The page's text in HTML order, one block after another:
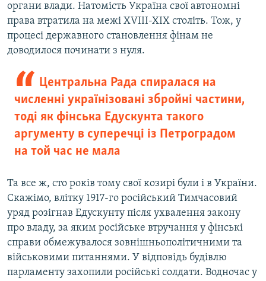
органи влади. Натомість Україна свої автономні
права втратила на межі XVIII-XIX століть. Тож, у
процесі державного становлення фінам не
доводилося починати з нуля.
Центральна Рада спиралася на
численні українізовані збройні частини,
тоді як фінська Едускунта такого
аргументу в суперечці із Петроградом
на той час не мала
Та все ж, сто років тому свої козирі були і в України.
Скажімо, влітку 1917-го російський Тимчасовий
уряд розігнав Едускунту після ухвалення закону
про владу, за яким російське втручання у фінські
справи обмежувалося зовнішньополітичними та
військовими питаннями. У відповідь будівлю
парламенту захопили російські солдати. Водночас у